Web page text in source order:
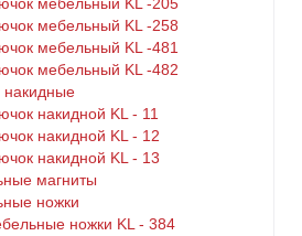
мебельный KL -258
мебельный KL -481
мебельный KL -482
накидные
накидной KL - 11
накидной KL - 12
накидной KL - 13
магниты
ножки
ножки KL - 384